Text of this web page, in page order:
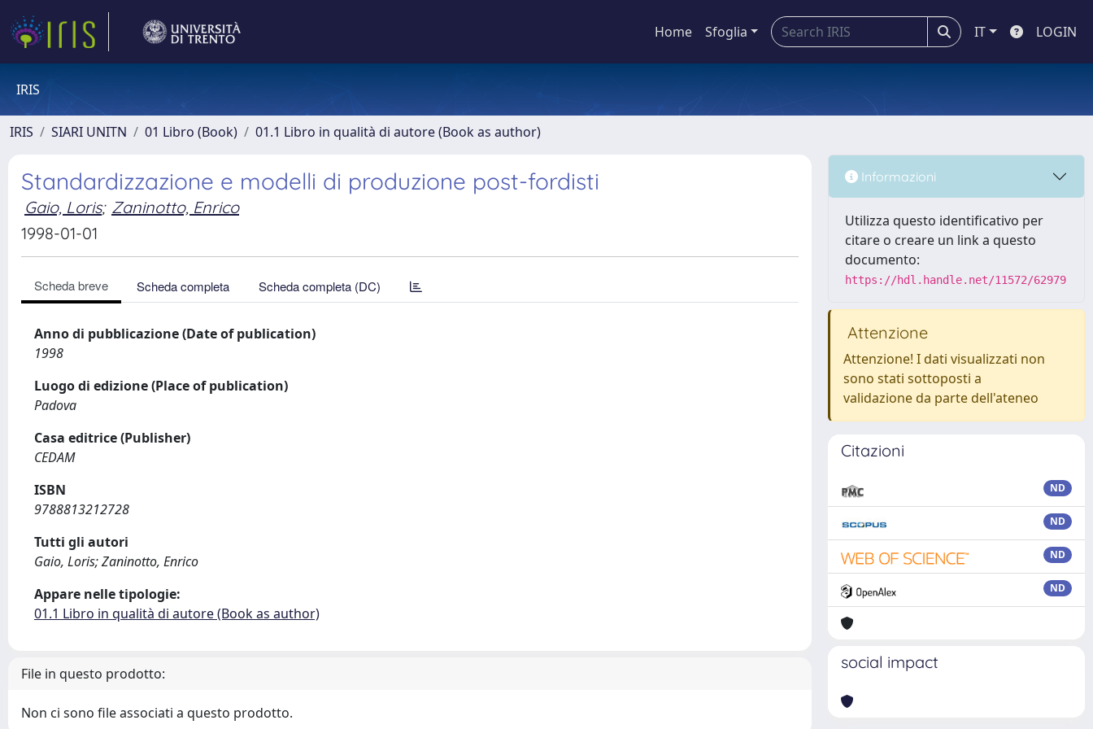
Home Sfoglia IT LOGIN
IRIS
IRIS SIARI UNITN 01 Libro (Book) 01.1 Libro in qualità di autore (Book as author)
Standardizzazione e modelli di produzione post-fordisti
Gaio, Loris; Zaninotto, Enrico
1998-01-01
Scheda breve Scheda completa Scheda completa (DC)
Anno di pubblicazione (Date of publication)
1998
Luogo di edizione (Place of publication)
Padova
Casa editrice (Publisher)
CEDAM
ISBN
9788813212728
Tutti gli autori
Gaio, Loris; Zaninotto, Enrico
Appare nelle tipologie:
01.1 Libro in qualità di autore (Book as author)
File in questo prodotto:
Non ci sono file associati a questo prodotto.
Informazioni
Utilizza questo identificativo per
citare o creare un link a questo
documento:
https://hdl.handle.net/11572/62979
Attenzione
Attenzione! I dati visualizzati non
sono stati sottoposti a
validazione da parte dell'ateneo
Citazioni
ND
ND
ND
ND
social impact